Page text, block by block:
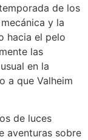
de los
y la
hacia el pelo
las
en la
a que Valheim
de luces
aventuras sobre